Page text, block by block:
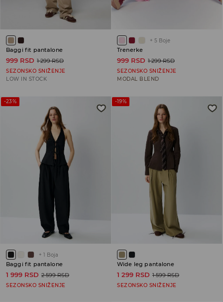
Baggi fit pantalone
999 RSD 1 299 RSD
SEZONSKO SNIŽENJE
LOW IN STOCK
+ 5 Boje
Trenerke
999 RSD 1 299 RSD
SEZONSKO SNIŽENJE
MODAL BLEND
-23%
+ 1 Boja
Baggi fit pantalone
1 999 RSD 2 599 RSD
SEZONSKO SNIŽENJE
-19%
Wide leg pantalone
1 299 RSD 1 599 RSD
SEZONSKO SNIŽENJE